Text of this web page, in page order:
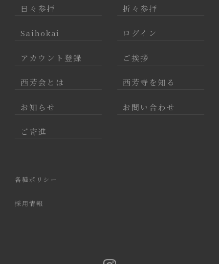
日々参拝 折々参拝
Saihokai ログイン
アカウント登録 ご挨拶
西芳会とは 西芳寺を知る
お知らせ お問い合わせ
ご寄進
各種ポリシー
採用情報